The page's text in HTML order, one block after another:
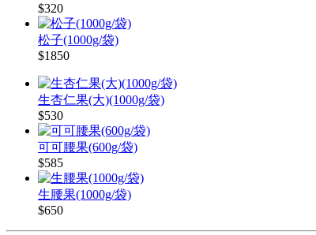
$320
松子(1000g/袋)
$1850
生杏仁果(大)(1000g/袋)
$530
可可腰果(600g/袋)
$585
生腰果(1000g/袋)
$650